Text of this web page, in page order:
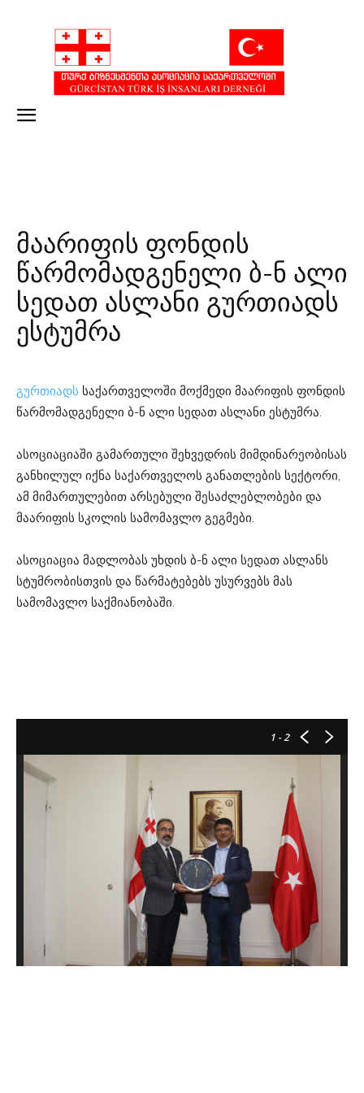
მაარიფის ფონდის
წარმომადგენელი ბ-ნ ალი
სედათ ასლანი გურთიადს
ესტუმრა
გურთიადს საქართველოში მოქმედი მაარიფის ფონდის
წარმომადგენელი ბ-ნ ალი სედათ ასლანი ესტუმრა.
ასოციაციაში გამართული შეხვედრის მიმდინარეობისას
განხილულ იქნა საქართველოს განათლების სექტორი,
ამ მიმართულებით არსებული შესაძლებლობები და
მაარიფის სკოლის სამომავლო გეგმები.
ასოციაცია მადლობას უხდის ბ-ნ ალი სედათ ასლანს
სტუმრობისთვის და წარმატებებს უსურვებს მას
სამომავლო საქმიანობაში.
1 - 2